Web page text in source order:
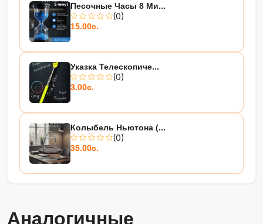
Песочные Часы 8 Ми...
(0)
15.00с.
Указка Телескопиче...
(0)
3.00с.
Колыбель Ньютона (...
(0)
35.00с.
Аналогичные